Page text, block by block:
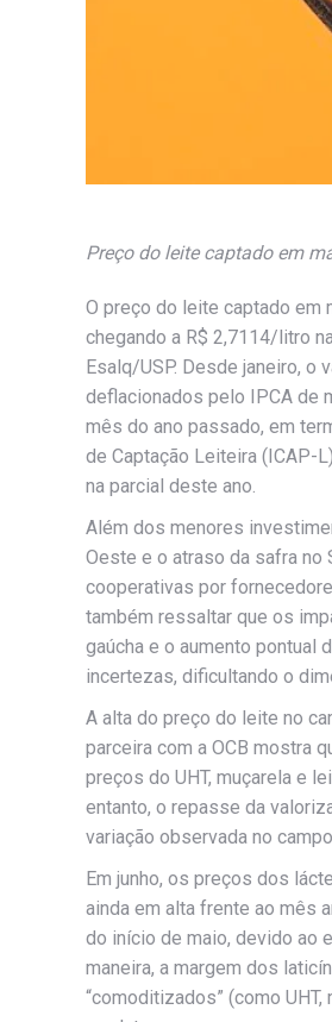
Preço do leite captado em
O preço do leite captado em
chegando a R$ 2,7114/litro
Esalq/USP. Desde janeiro, o
deflacionados pelo IPCA de
mês do ano passado, em
de Captação Leiteira (ICAP-
na parcial deste ano.
Além dos menores
Oeste e o atraso da safra no
cooperativas por
também ressaltar que os
gaúcha e o aumento pontual
incertezas, dificultando o
A alta do preço do leite no
parceira com a OCB mostra
preços do UHT, muçarela e
entanto, o repasse da
variação observada no
Em junho, os preços dos
ainda em alta frente ao mês
do início de maio, devido ao
maneira, a margem dos
“comoditizados” (como